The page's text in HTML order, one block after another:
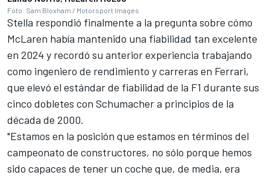
Foto: Sam Bloxham / Motorsport Images
Stella respondió finalmente a la pregunta sobre cómo
McLaren había mantenido una fiabilidad tan excelente
en 2024 y recordó su anterior experiencia trabajando
como ingeniero de rendimiento y carreras en Ferrari,
que elevó el estándar de fiabilidad de la F1 durante sus
cinco dobletes con Schumacher a principios de la
década de 2000.
"Estamos en la posición que estamos en términos del
campeonato de constructores, no sólo porque hemos
sido capaces de tener un coche que, de media, era